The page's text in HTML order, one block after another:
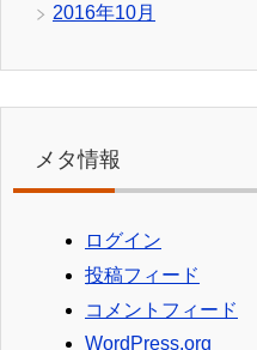
2016年10月
メタ情報
ログイン
投稿フィード
コメントフィード
WordPress.org